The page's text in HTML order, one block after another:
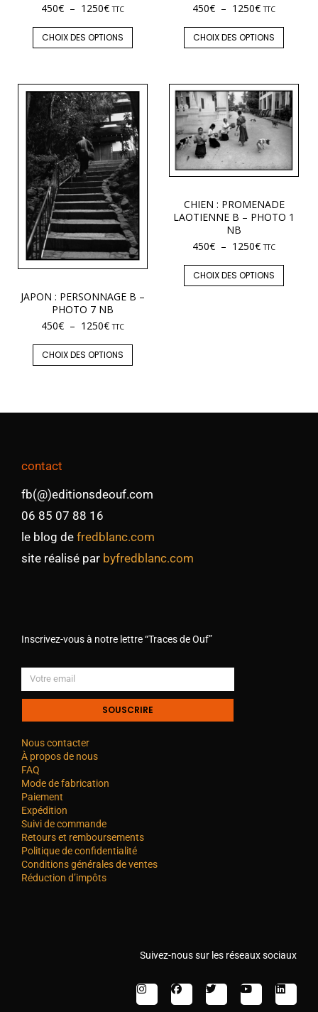
450€ – 1250€ TTC
CHOIX DES OPTIONS
450€ – 1250€ TTC
CHOIX DES OPTIONS
JAPON : PERSONNAGE B –
PHOTO 7 NB
450€ – 1250€ TTC
CHOIX DES OPTIONS
CHIEN : PROMENADE
LAOTIENNE B – PHOTO 1
NB
450€ – 1250€ TTC
CHOIX DES OPTIONS
contact
fb(@)editionsdeouf.com
06 85 07 88 16
le blog de fredblanc.com
site réalisé par byfredblanc.com
Inscrivez-vous à notre lettre “Traces de Ouf”
SOUSCRIRE
Nous contacter
À propos de nous
FAQ
Mode de fabrication
Paiement
Expédition
Suivi de commande
Retours et remboursements
Politique de confidentialité
Conditions générales de ventes
Réduction d’impôts
Suivez-nous sur les réseaux sociaux